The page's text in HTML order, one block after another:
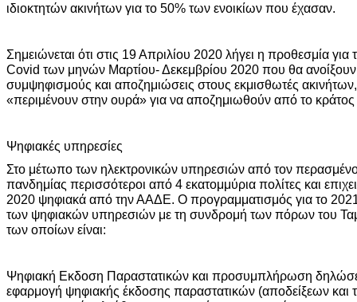
ιδιοκτητών ακινήτων για το 50% των ενοικίων που έχασαν.
Σημειώνεται ότι στις 19 Απριλίου 2020 λήγει η προθεσμία για
Covid των μηνών Μαρτίου- Δεκεμβρίου 2020 που θα ανοίξουν
συμψηφισμούς και αποζημιώσεις στους εκμισθωτές
«περιμένουν στην ουρά» για να αποζημιωθούν από το κράτος
Ψηφιακές υπηρεσίες
Στο μέτωπο των ηλεκτρονικών υπηρεσιών από τον
πανδημίας περισσότεροι από 4 εκατομμύρια πολίτες και
2020 ψηφιακά από την ΑΑΔΕ. Ο προγραμματισμός για το 2021
των ψηφιακών υπηρεσιών με τη συνδρομή των πόρων του
των οποίων είναι:
Ψηφιακή Εκδοση Παραστατικών και προσυμπλήρωση
εφαρμογή ψηφιακής έκδοσης παραστατικών (αποδείξεων και